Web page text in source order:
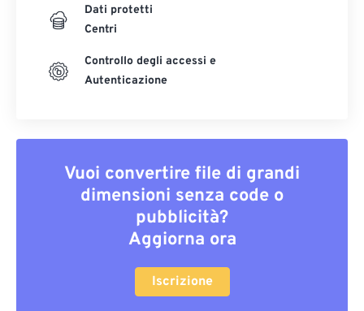
Dati protetti
Centri
Controllo degli accessi e
Autenticazione
Vuoi convertire file di grandi
dimensioni senza code o
pubblicità?
Aggiorna ora
Iscrizione